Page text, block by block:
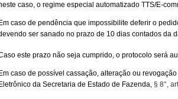
caso, o regime especial automatizado TTS/E-
caso de pendência que impossibilite deferir o
ser sanado no prazo de 10 dias contados da
este prazo não seja cumprido, o protocolo será
caso de possível cassação, alteração ou
da Secretaria de Estado de Fazenda, § 8°,